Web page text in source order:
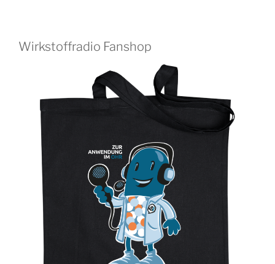
Wirkstoffradio Fanshop